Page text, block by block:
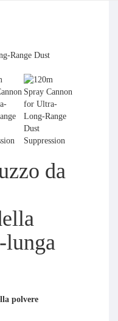
da
lunga
polvere